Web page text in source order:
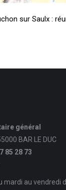
sur Saulx :
général
BAR LE DUC
85 28 73
mardi au vendredi